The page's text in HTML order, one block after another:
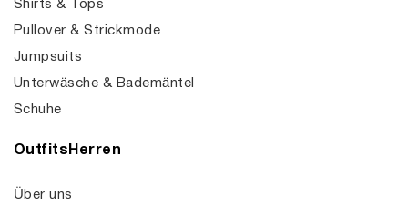
Shirts & Tops
Pullover & Strickmode
Jumpsuits
Unterwäsche & Bademäntel
Schuhe
OutfitsHerren
Über uns